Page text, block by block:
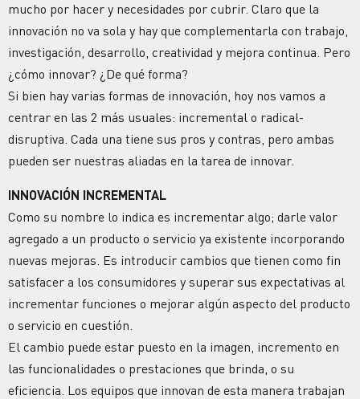
mucho por hacer y necesidades por cubrir. Claro que la
innovación no va sola y hay que complementarla con trabajo,
investigación, desarrollo, creatividad y mejora continua. Pero
¿cómo innovar? ¿De qué forma?
Si bien hay varias formas de innovación, hoy nos vamos a
centrar en las 2 más usuales: incremental o radical-
disruptiva. Cada una tiene sus pros y contras, pero ambas
pueden ser nuestras aliadas en la tarea de innovar.
INNOVACIÓN INCREMENTAL
Como su nombre lo indica es incrementar algo; darle valor
agregado a un producto o servicio ya existente incorporando
nuevas mejoras. Es introducir cambios que tienen como fin
satisfacer a los consumidores y superar sus expectativas al
incrementar funciones o mejorar algún aspecto del producto
o servicio en cuestión.
El cambio puede estar puesto en la imagen, incremento en
las funcionalidades o prestaciones que brinda, o su
eficiencia. Los equipos que innovan de esta manera trabajan